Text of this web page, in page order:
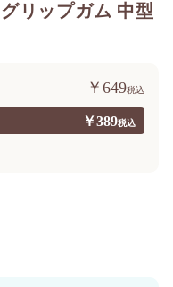
リップガム 中型
￥389
￥649